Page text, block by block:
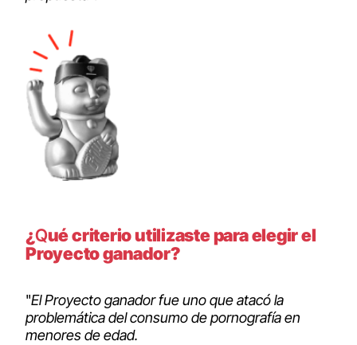
¿Qué criterio utilizaste para elegir el
Proyecto ganador?
"El Proyecto ganador fue uno que atacó la
problemática del consumo de pornografía en
menores de edad.